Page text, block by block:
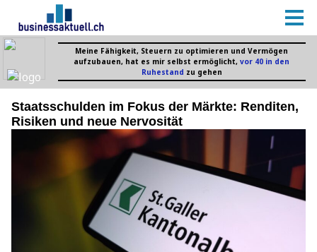
Staatsschulden im Fokus der Märkte: Renditen,
Risiken und neue Nervosität